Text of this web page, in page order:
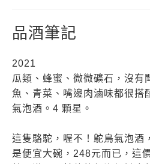
品酒筆記
2021
瓜類、蜂蜜、微微礦石，沒有
魚、青菜、嘴邊肉滷味都很搭
氣泡酒。4 顆星。
這隻駱駝，喔不！鴕鳥氣泡酒
是便宜大碗，248元而已，這